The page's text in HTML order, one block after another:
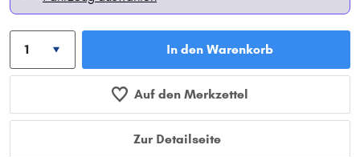
In den Warenkorb
Auf den Merkzettel
Zur Detailseite